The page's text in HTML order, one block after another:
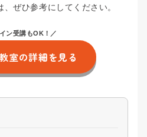
ぜひ参考にしてください。
ン受講もOK！／
室の詳細を見る